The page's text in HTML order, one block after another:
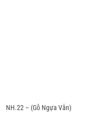
NH.22 – (Gỗ Ngựa Vằn)